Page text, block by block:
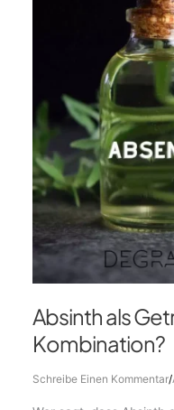
Absinth als
Kombination?
Schreibe Einen Kommentar/
Kombination?